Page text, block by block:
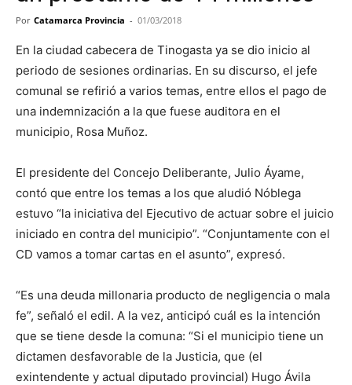
Por Catamarca Provincia - 01/03/2018
En la ciudad cabecera de Tinogasta ya se dio inicio al
periodo de sesiones ordinarias. En su discurso, el jefe
comunal se refirió a varios temas, entre ellos el pago de
una indemnización a la que fuese auditora en el
municipio, Rosa Muñoz.
El presidente del Concejo Deliberante, Julio Áyame,
contó que entre los temas a los que aludió Nóblega
estuvo “la iniciativa del Ejecutivo de actuar sobre el juicio
iniciado en contra del municipio”. “Conjuntamente con el
CD vamos a tomar cartas en el asunto”, expresó.
“Es una deuda millonaria producto de negligencia o mala
fe”, señaló el edil. A la vez, anticipó cuál es la intención
que se tiene desde la comuna: “Si el municipio tiene un
dictamen desfavorable de la Justicia, que (el
exintendente y actual diputado provincial) Hugo Ávila